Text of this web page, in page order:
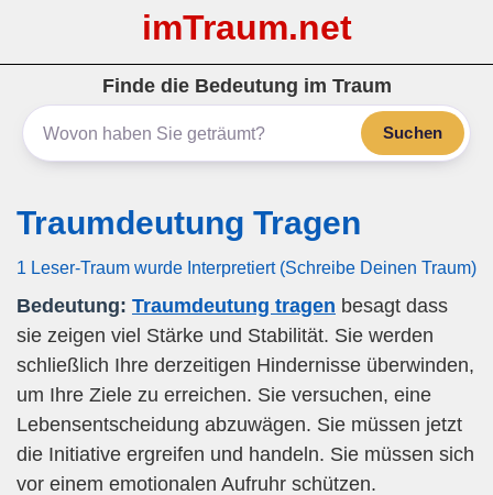
imTraum.net
Finde die Bedeutung im Traum
Suchen
Traumdeutung Tragen
1 Leser-Traum wurde Interpretiert (Schreibe Deinen Traum)
Bedeutung: Traumdeutung tragen besagt dass
sie zeigen viel Stärke und Stabilität. Sie werden
schließlich Ihre derzeitigen Hindernisse überwinden,
um Ihre Ziele zu erreichen. Sie versuchen, eine
Lebensentscheidung abzuwägen. Sie müssen jetzt
die Initiative ergreifen und handeln. Sie müssen sich
vor einem emotionalen Aufruhr schützen.